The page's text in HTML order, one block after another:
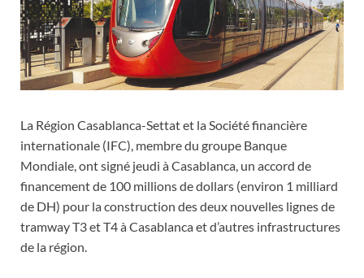
La Région Casablanca-Settat et la Société financière
internationale (IFC), membre du groupe Banque
Mondiale, ont signé jeudi à Casablanca, un accord de
financement de 100 millions de dollars (environ 1 milliard
de DH) pour la construction des deux nouvelles lignes de
tramway T3 et T4 à Casablanca et d’autres infrastructures
de la région.